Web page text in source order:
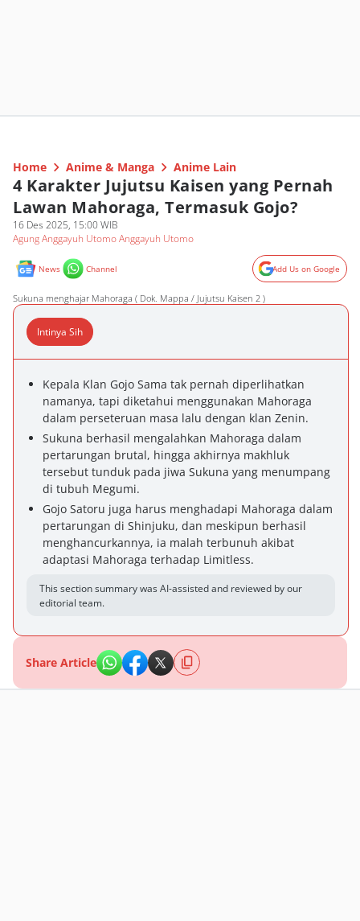
Home Anime & Manga Anime Lain
4 Karakter Jujutsu Kaisen yang Pernah
Lawan Mahoraga, Termasuk Gojo?
16 Des 2025, 15:00 WIB
Agung Anggayuh Utomo Anggayuh Utomo
News Channel Add Us on Google
Sukuna menghajar Mahoraga ( Dok. Mappa / Jujutsu Kaisen 2 )
Intinya Sih
Kepala Klan Gojo Sama tak pernah diperlihatkan
namanya, tapi diketahui menggunakan Mahoraga
dalam perseteruan masa lalu dengan klan Zenin.
Sukuna berhasil mengalahkan Mahoraga dalam
pertarungan brutal, hingga akhirnya makhluk
tersebut tunduk pada jiwa Sukuna yang menumpang
di tubuh Megumi.
Gojo Satoru juga harus menghadapi Mahoraga dalam
pertarungan di Shinjuku, dan meskipun berhasil
menghancurkannya, ia malah terbunuh akibat
adaptasi Mahoraga terhadap Limitless.
This section summary was AI-assisted and reviewed by our
editorial team.
Share Article